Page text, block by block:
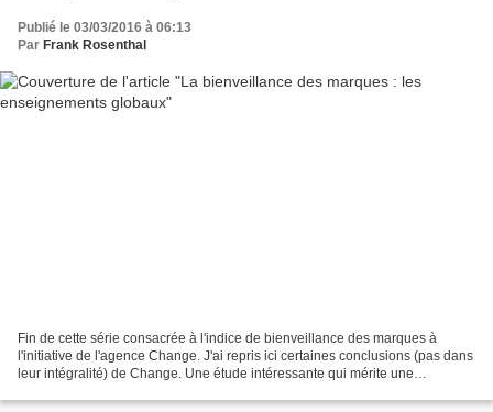
Publié le 03/03/2016 à 06:13
Par Frank Rosenthal
Fin de cette série consacrée à l'indice de bienveillance des marques à
l'initiative de l'agence Change. J'ai repris ici certaines conclusions (pas dans
leur intégralité) de Change. Une étude intéressante qui mérite une